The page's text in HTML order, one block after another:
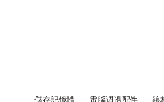
儲存記憶體 電腦週邊配件 線